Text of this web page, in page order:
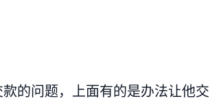
的问题，上面有的是办法让他交